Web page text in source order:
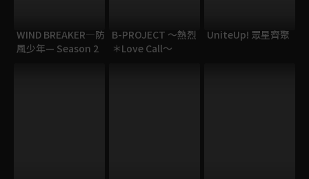
WIND BREAKER—防
風少年— Season 2
B-PROJECT 〜熱烈
＊Love Call〜
UniteUp! 眾星齊聚